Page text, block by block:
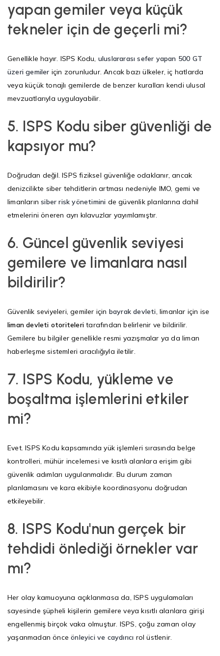
yapan gemiler veya küçük
tekneler için de geçerli mi?
Genellikle hayır. ISPS Kodu, uluslararası sefer yapan 500 GT
üzeri gemiler için zorunludur. Ancak bazı ülkeler, iç hatlarda
veya küçük tonajlı gemilerde de benzer kuralları kendi ulusal
mevzuatlarıyla uygulayabilir.
5. ISPS Kodu siber güvenliği de
kapsıyor mu?
Doğrudan değil. ISPS fiziksel güvenliğe odaklanır, ancak
denizcilikte siber tehditlerin artması nedeniyle IMO, gemi ve
limanlarınsiber risk yönetimini de güvenlik planlarına dahil
etmelerini öneren ayrı kılavuzlar yayımlamıştır.
6. Güncel güvenlik seviyesi
gemilere ve limanlara nasıl
bildirilir?
Güvenlik seviyeleri, gemiler için bayrak devleti, limanlar için ise
liman devleti otoriteleri tarafından belirlenir ve bildirilir.
Gemilere bu bilgiler genellikle resmi yazışmalar ya da liman
haberleşme sistemleri aracılığıyla iletilir.
7. ISPS Kodu, yükleme ve
boşaltma işlemlerini etkiler
mi?
Evet. ISPS Kodu kapsamında yük işlemleri sırasında belge
kontrolleri, mühür incelemesi ve kısıtlı alanlara erişim gibi
güvenlik adımları uygulanmalıdır. Bu durum zaman
planlamasını ve kara ekibiyle koordinasyonu doğrudan
etkileyebilir.
8. ISPS Kodu'nun gerçek bir
tehdidi önlediği örnekler var
mı?
Her olay kamuoyuna açıklanmasa da, ISPS uygulamaları
sayesinde şüpheli kişilerin gemilere veya kısıtlı alanlara girişi
engellenmiş birçok vaka olmuştur. ISPS, çoğu zaman olay
yaşanmadan önceönleyici ve caydırıcı rol üstlenir.